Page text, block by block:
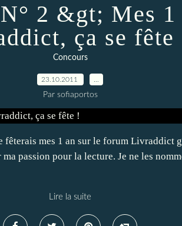
2 &gt; Mes 1
ça se fête
Concours
23.10.2011
Par sofiaportos
fêterais mes 1 an sur le forum Livraddict
passion pour la lecture. Je ne les
Lire la suite